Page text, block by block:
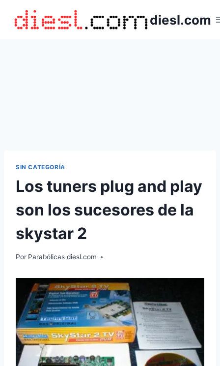
contenido
diesl.com
SIN CATEGORÍA
Los tuners plug and play
son los sucesores de la
skystar 2
Por Parabólicas diesl.com